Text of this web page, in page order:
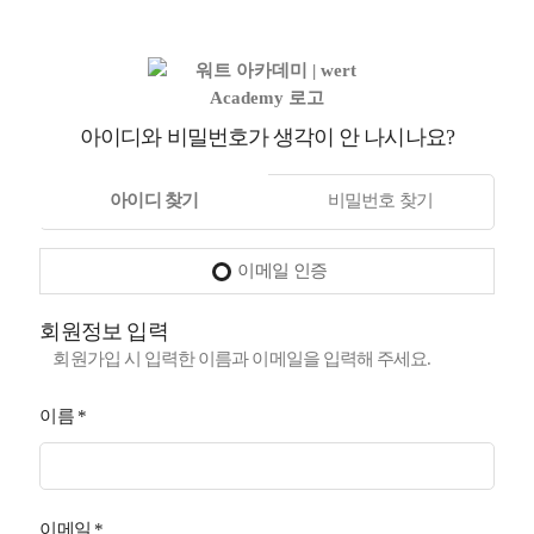
아이디와 비밀번호가 생각이 안 나시나요?
아이디 찾기 비밀번호 찾기
이메일 인증
회원정보 입력
회원가입 시 입력한 이름과 이메일을 입력해 주세요.
이름 *
이메일 *